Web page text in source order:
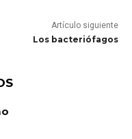
Artículo siguiente
Los bacteriófagos